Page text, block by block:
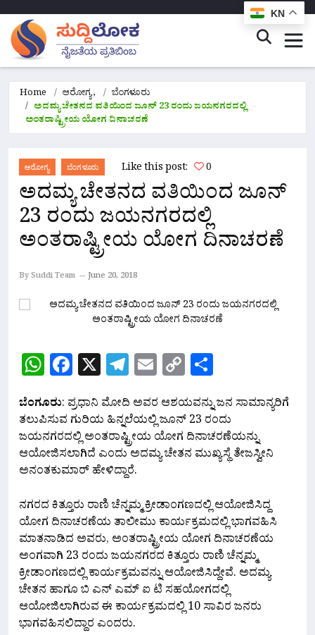
Home ಆರೋಗ್ಯ,
ಬೆಂಗಳೂರು
ಅದಮ್ಯ ಚೇತನದ ವತಿಯಿಂದ ಜೂನ್ 23 ರಂದು ಜಯನಗರದಲ್ಲಿ
ಅಂತರಾಷ್ಟ್ರೀಯ ಯೋಗ ದಿನಾಚರಣೆ
ಆರೋಗ್ಯ ಬೆಂಗಳೂರು Like this post: 0
ಅದಮ್ಯ ಚೇತನದ ವತಿಯಿಂದ ಜೂನ್
23 ರಂದು ಜಯನಗರದಲ್ಲಿ
ಅಂತರಾಷ್ಟ್ರೀಯ ಯೋಗ ದಿನಾಚರಣೆ
By Suddi Team June 20, 2018
WhatsApp
Facebook
X Telegram
Email
Copy
Link
ಬೆಂಗೂರು: ಪ್ರಧಾನಿ ಮೋದಿ ಅವರ ಆಶಯವನ್ನು ಜನ ಸಾಮಾನ್ಯರಿಗೆ
ತಲುಪಿಸುವ ಗುರಿಯ ಹಿನ್ನಲೆಯಲ್ಲಿ ಜೂನ್ 23 ರಂದು
ಜಯನಗರದಲ್ಲಿ ಅಂತರಾಷ್ಟ್ರೀಯ ಯೋಗ ದಿನಾಚರಣೆಯನ್ನು
ಆಯೋಜಿಸಲಾಗಿದೆ ಎಂದು ಅದಮ್ಯ ಚೇತನ ಮುಖ್ಯಸ್ಥೆ ತೇಜಸ್ವೀನಿ
ಅನಂತಕುಮಾರ್ ಹೇಳಿದ್ದಾರೆ.
ನಗರದ ಕಿತ್ತೂರು ರಾಣಿ ಚೆನ್ನಮ್ಮ ಕ್ರೀಡಾಂಗಣದಲ್ಲಿ ಆಯೋಜಿಸಿದ್ದ
ಯೋಗ ದಿನಾಚರಣೆಯ ತಾಲೀಮು ಕಾರ್ಯಕ್ರಮದಲ್ಲಿ ಭಾಗವಹಿಸಿ
ಮಾತನಾಡಿದ ಅವರು, ಅಂತರಾಷ್ಟ್ರೀಯ ಯೋಗ ದಿನಾಚರಣೆಯ
ಅಂಗವಾಗಿ 23 ರಂದು ಜಯನಗರದ ಕಿತ್ತೂರು ರಾಣಿ ಚೆನ್ನಮ್ಮ
ಕ್ರೀಡಾಂಗಣದಲ್ಲಿ ಕಾರ್ಯಕ್ರಮವನ್ನು ಆಯೋಜಿಸಿದ್ದೇವೆ. ಅದಮ್ಯ
ಚೇತನ ಹಾಗೂ ಬಿ ಎನ್ ಎಮ್ ಐ ಟಿ ಸಹಯೋಗದಲ್ಲಿ
ಆಯೋಜಿಲಾಗಿರುವ ಈ ಕಾರ್ಯಕ್ರಮದಲ್ಲಿ 10 ಸಾವಿರ ಜನರು
ಭಾಗವಹಿಸಲಿದ್ದಾರ ಎಂದರು.
KN